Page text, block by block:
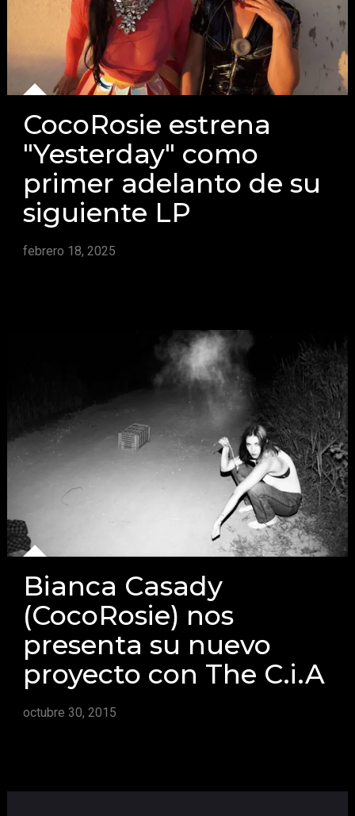
CocoRosie estrena
"Yesterday" como
primer adelanto de su
siguiente LP
febrero 18, 2025
Bianca Casady
(CocoRosie) nos
presenta su nuevo
proyecto con The C.i.A
octubre 30, 2015